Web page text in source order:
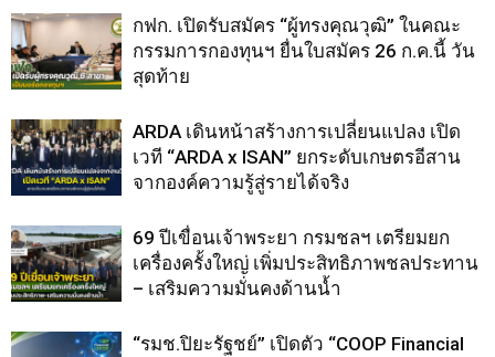
กฟก. เปิดรับสมัคร “ผู้ทรงคุณวุฒิ” ในคณะ
กรรมการกองทุนฯ ยื่นใบสมัคร 26 ก.ค.นี้ วัน
สุดท้าย
ARDA เดินหน้าสร้างการเปลี่ยนแปลง เปิด
เวที “ARDA x ISAN” ยกระดับเกษตรอีสาน
จากองค์ความรู้สู่รายได้จริง
69 ปีเขื่อนเจ้าพระยา กรมชลฯ เตรียมยก
เครื่องครั้งใหญ่ เพิ่มประสิทธิภาพชลประทาน
– เสริมความมั่นคงด้านน้ำ
“รมช.ปิยะรัฐชย์” เปิดตัว “COOP Financial